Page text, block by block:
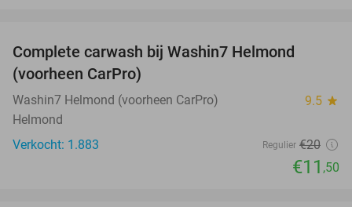
Complete carwash bij Washin7 Helmond
(voorheen CarPro)
Washin7 Helmond (voorheen CarPro) 9.5 star
Helmond
Verkocht: 1.883
Regulier €20
€11 ,50